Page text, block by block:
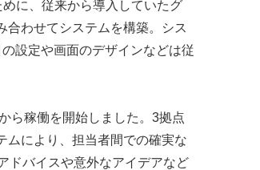
に、従来から導入していたグ
合わせてシステムを構築。シス
設定や画面のデザインなどは従
ら稼働を開始しました。3拠点
ムにより、担当者間での確実な
ドバイスや意外なアイデアなど